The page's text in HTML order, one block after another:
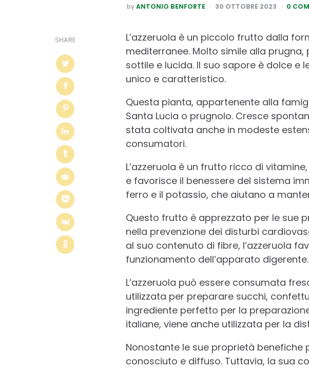
POSTED
BY
by ANTONIO BENFORTE 30 OTTOBRE 2023 0
SHARE
L’azzeruola è un piccolo frutto dalla
mediterranee. Molto simile alla
sottile e lucida. Il suo sapore è dolce
unico e caratteristico.
Questa pianta, appartenente alla
Santa Lucia o prugnolo. Cresce
stata coltivata anche in modeste
consumatori.
L’azzeruola è un frutto ricco di
e favorisce il benessere del sistema
ferro e il potassio, che aiutano a
Questo frutto è apprezzato per le sue
nella prevenzione dei disturbi
al suo contenuto di fibre, l’azzeruola
funzionamento dell’apparato digerente.
L’azzeruola può essere consumata
utilizzata per preparare succhi,
ingrediente perfetto per la
italiane, viene anche utilizzata per la
Nonostante le sue proprietà benefiche
conosciuto e diffuso. Tuttavia, la sua